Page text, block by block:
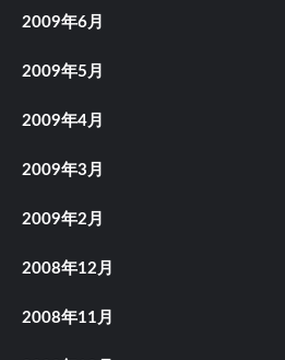
2009年6月
2009年5月
2009年4月
2009年3月
2009年2月
2008年12月
2008年11月